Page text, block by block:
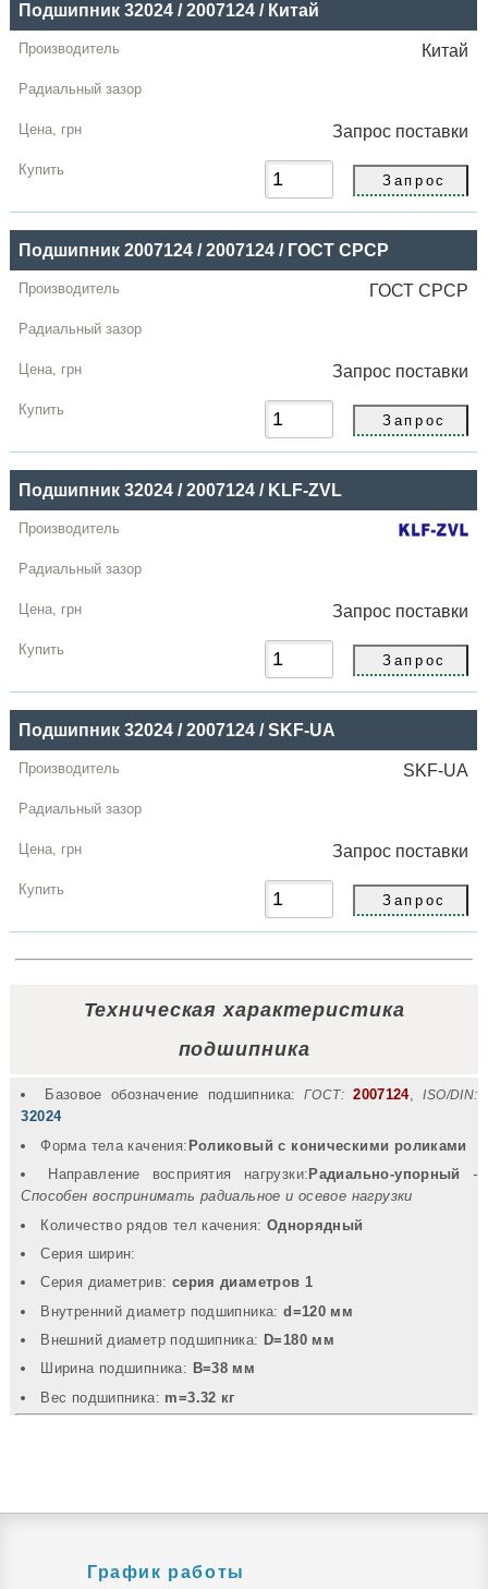
Подшипник 32024 / 2007124 / Китай
Китай
Запрос поставки
Подшипник 2007124 / 2007124 / ГОСТ СРСР
ГОСТ СРСР
Запрос поставки
Подшипник 32024 / 2007124 / KLF-ZVL
Запрос поставки
Подшипник 32024 / 2007124 / SKF-UA
SKF-UA
Запрос поставки
Техническая характеристика
подшипника
Базовое обозначение подшипника: ГОСТ: 2007124,ISO/DIN:
32024
Форма тела качения: Роликовый с коническими роликами
Направление восприятия нагрузки: Радиально-упорный
-
Способен воспринимать радиальное и осевое нагрузки
Количество рядов тел качения: Однорядный
Серия ширин:
Серия диаметрив: серия диаметров 1
Внутренний диаметр подшипника:d=120 мм
Внешний диаметр подшипника: D=180 мм
Ширина подшипника: B=38 мм
Вec подшипника: m=3.32 кг
График работы